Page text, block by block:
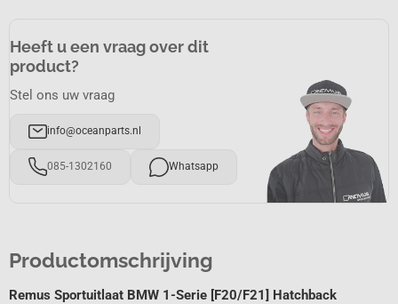
Heeft u een vraag over dit
product?
Stel ons uw vraag
info@oceanparts.nl
085-1302160 Whatsapp
Productomschrijving
Remus Sportuitlaat BMW 1-Serie [F20/F21] Hatchback